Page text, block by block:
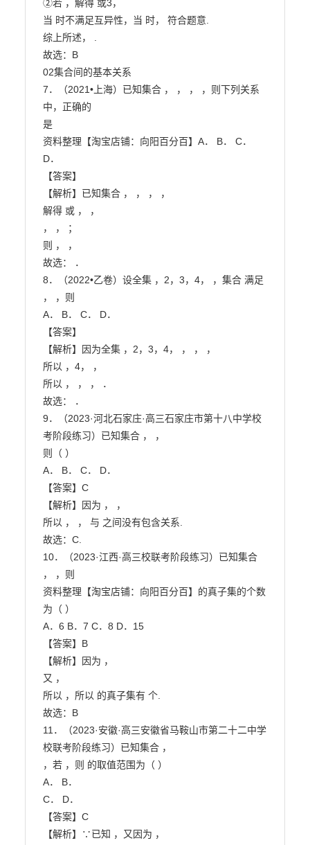
②若 ，解得 或3，
当 时不满足互异性，当 时， 符合题意.
综上所述， .
故选：B
02集合间的基本关系
7．（2021•上海）已知集合 ， ， ， ，则下列关系
中，正确的
是
资料整理【淘宝店铺：向阳百分百】A． B． C．
D．
【答案】
【解析】已知集合 ， ， ， ，
解得 或 ， ，
， ， ；
则 ， ，
故选： ．
8．（2022•乙卷）设全集 ，2，3，4， ，集合 满足
， ，则
A． B． C． D．
【答案】
【解析】因为全集 ，2，3，4， ， ， ，
所以 ，4， ，
所以 ， ， ， ．
故选： ．
9．（2023·河北石家庄·高三石家庄市第十八中学校
考阶段练习）已知集合 ， ，
则（ ）
A． B． C． D．
【答案】C
【解析】因为 ， ，
所以 ， ， 与 之间没有包含关系.
故选：C.
10．（2023·江西·高三校联考阶段练习）已知集合
， ，则
资料整理【淘宝店铺：向阳百分百】的真子集的个数
为（ ）
A．6 B．7 C．8 D．15
【答案】B
【解析】因为 ，
又 ，
所以 ，所以 的真子集有 个.
故选：B
11．（2023·安徽·高三安徽省马鞍山市第二十二中学
校联考阶段练习）已知集合 ，
，若 ，则 的取值范围为（ ）
A． B．
C． D．
【答案】C
【解析】∵已知 ，又因为 ，